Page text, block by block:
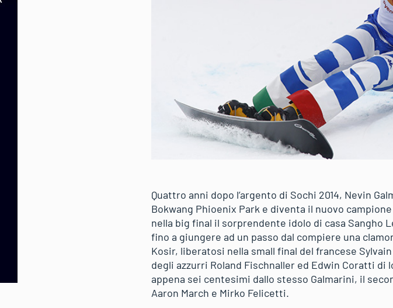
Quattro anni dopo l’argento di Sochi 2014, Nevin
Bokwang Phioenix Park e diventa il nuovo
nella big final il sorprendente idolo di casa Sangho
fino a giungere ad un passo dal compiere una
Kosir, liberatosi nella small final del francese
degli azzurri Roland Fischnaller ed Edwin Coratti
appena sei centesimi dallo stesso Galmarini, il
Aaron March e Mirko Felicetti.